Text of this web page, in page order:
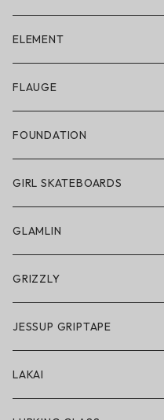
ELECTRIC × ON THE ROAM
アパレル
帽子
サングラス
スノーゴーグル
アクセサリー・小物
ELEMENT
FLAUGE
FOUNDATION
GIRL SKATEBOARDS
GLAMLIN
GRIZZLY
GRIZZLY × POLeR
アパレル
JESSUP GRIPTAPE
LAKAI